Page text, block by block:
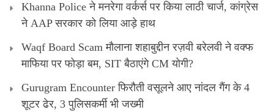
Khanna Police ने मनरेगा वर्कर्स पर किया लाठी चार्ज, कांग्रेस
ने AAP सरकार को लिया आड़े हाथ
Waqf Board Scam मौलाना शहाबुद्दीन रज़वी बरेलवी ने वक्फ
माफिया पर फोड़ा बम, SIT बैठाएंगे CM योगी?
Gurugram Encounter फिरौती वसूलने आए नांदल गैंग के 4
शूटर ढेर, 3 पुलिसकर्मी भी जख्मी